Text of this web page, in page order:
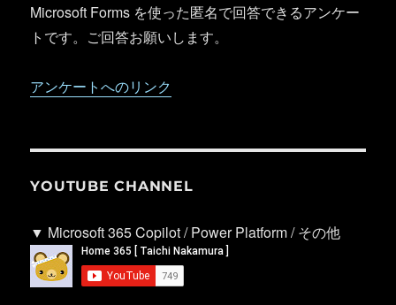
Microsoft Forms を使った匿名で回答できるアンケー
トです。ご回答お願いします。
アンケートへのリンク
YOUTUBE CHANNEL
▼ Microsoft 365 Copilot / Power Platform / その他